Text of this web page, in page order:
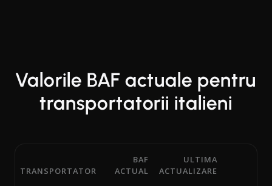
Valorile BAF actuale pentru
transportatorii italieni
TRANSPORTATOR
BAF
ACTUAL
ULTIMA
ACTUALIZARE